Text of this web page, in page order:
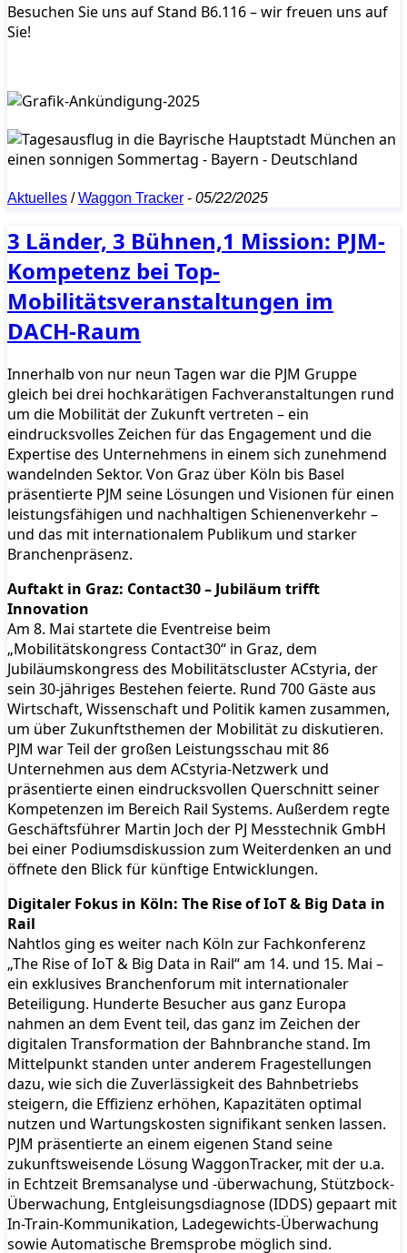
Besuchen Sie uns auf Stand B6.116 – wir freuen uns auf
Sie!
Aktuelles /Waggon Tracker - 05/22/2025
3 Länder, 3 Bühnen,1 Mission: PJM-
Kompetenz bei Top-
Mobilitätsveranstaltungen im
DACH-Raum
Innerhalb von nur neun Tagen war die PJM Gruppe
gleich bei drei hochkarätigen Fachveranstaltungen rund
um die Mobilität der Zukunft vertreten – ein
eindrucksvolles Zeichen für das Engagement und die
Expertise des Unternehmens in einem sich zunehmend
wandelnden Sektor. Von Graz über Köln bis Basel
präsentierte PJM seine Lösungen und Visionen für einen
leistungsfähigen und nachhaltigen Schienenverkehr –
und das mit internationalem Publikum und starker
Branchenpräsenz.
Auftakt in Graz: Contact30 – Jubiläum trifft
Innovation
Am 8. Mai startete die Eventreise beim
„Mobilitätskongress Contact30“ in Graz, dem
Jubiläumskongress des Mobilitätscluster ACstyria, der
sein 30-jähriges Bestehen feierte. Rund 700 Gäste aus
Wirtschaft, Wissenschaft und Politik kamen zusammen,
um über Zukunftsthemen der Mobilität zu diskutieren.
PJM war Teil der großen Leistungsschau mit 86
Unternehmen aus dem ACstyria-Netzwerk und
präsentierte einen eindrucksvollen Querschnitt seiner
Kompetenzen im Bereich Rail Systems. Außerdem regte
Geschäftsführer Martin Joch der PJ Messtechnik GmbH
bei einer Podiumsdiskussion zum Weiterdenken an und
öffnete den Blick für künftige Entwicklungen.
Digitaler Fokus in Köln: The Rise of IoT & Big Data in
Rail
Nahtlos ging es weiter nach Köln zur Fachkonferenz
„The Rise of IoT & Big Data in Rail“ am 14. und 15. Mai –
ein exklusives Branchenforum mit internationaler
Beteiligung. Hunderte Besucher aus ganz Europa
nahmen an dem Event teil, das ganz im Zeichen der
digitalen Transformation der Bahnbranche stand. Im
Mittelpunkt standen unter anderem Fragestellungen
dazu, wie sich die Zuverlässigkeit des Bahnbetriebs
steigern, die Effizienz erhöhen, Kapazitäten optimal
nutzen und Wartungskosten signifikant senken lassen.
PJM präsentierte an einem eigenen Stand seine
zukunftsweisende Lösung WaggonTracker, mit der u.a.
in Echtzeit Bremsanalyse und -überwachung, Stützbock-
Überwachung, Entgleisungsdiagnose (IDDS) gepaart mit
In-Train-Kommunikation, Ladegewichts-Überwachung
sowie Automatische Bremsprobe möglich sind.